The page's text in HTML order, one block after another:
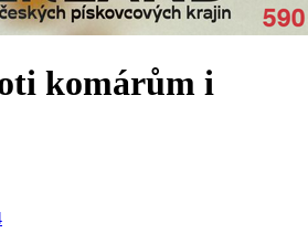
komárům i